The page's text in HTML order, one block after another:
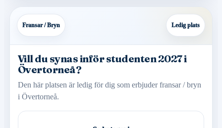
Fransar / Bryn Ledig plats
Vill du synas inför studenten 2027 i
Övertorneå?
Den här platsen är ledig för dig som erbjuder fransar / bryn
i Övertorneå.